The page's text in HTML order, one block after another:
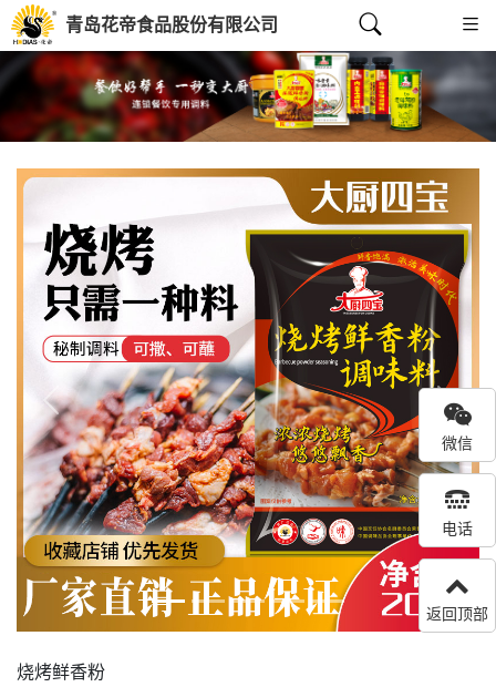
青岛花帝食品股份有限公司
Previous Next
烧烤鲜香粉
微信
电话
返回顶部